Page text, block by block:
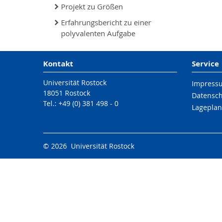
Projekt zu Größen
Erfahrungsbericht zu einer
polyvalenten Aufgabe
Kontakt
Universität Rostock
18051 Rostock
Tel.: +49 (0) 381 498 - 0
Service
Lageplan
© 2026 Universität Rostock